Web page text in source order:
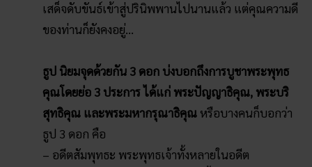
เสด็จดับขันธ์เข้าสู่ปรินิพพานไปนานแล้ว แต่คุณความดี
ของท่านก็ยังคงอยู่…
ธูป นิยมจุดด้วยกัน 3 ดอก บ่งบอกถึงการบูชาพระพุทธ
คุณโดยย่อ 3 ประการ ได้แก่ พระปัญญาธิคุณ, พระบริ
สุทธิคุณ และพระมหากรุณาธิคุณ หรือบางคนก็บอกว่า
ธูป 3 ดอก คือ
– อดีตสัมพุทธะ พระพุทธเจ้าทั้งหลายในอดีต